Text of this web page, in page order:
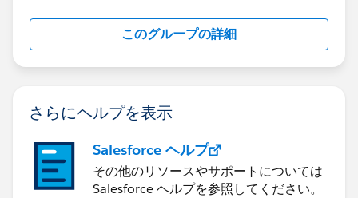
このグループの詳細
さらにヘルプを表示
Salesforce ヘルプ
その他のリソースやサポートについては
Salesforce ヘルプを参照してください。